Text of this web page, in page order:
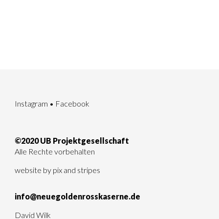
Instagram • Facebook
©2020 UB Projektgesellschaft
Alle Rechte vorbehalten
website by pix and stripes
info@neuegoldenrosskaserne.de
David Wilk